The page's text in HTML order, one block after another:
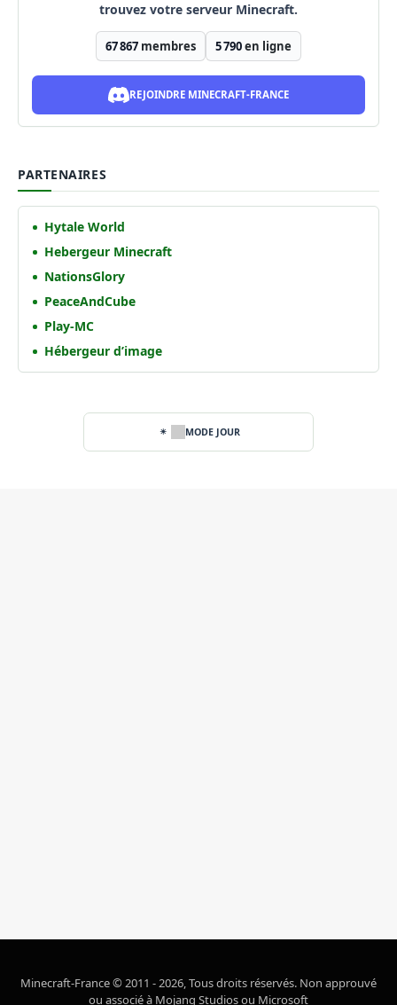
trouvez votre serveur Minecraft.
67 867 membres 5 790en ligne
REJOINDRE MINECRAFT-FRANCE
PARTENAIRES
Hytale World
Hebergeur Minecraft
NationsGlory
PeaceAndCube
Play-MC
Hébergeur d’image
MODE JOUR
Minecraft-France © 2011 - 2026, Tous droits réservés. Non approuvé
ou associé à Mojang Studios ou Microsoft